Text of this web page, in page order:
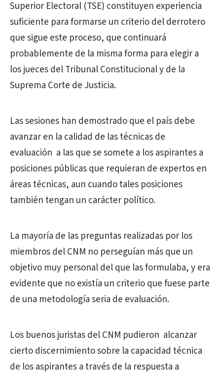
Superior Electoral (TSE) constituyen experiencia
suficiente para formarse un criterio del derrotero
que sigue este proceso, que continuará
probablemente de la misma forma para elegir a
los jueces del Tribunal Constitucional y de la
Suprema Corte de Justicia.
Las sesiones han demostrado que el país debe
avanzar en la calidad de las técnicas de
evaluación a las que se somete a los aspirantes a
posiciones públicas que requieran de expertos en
áreas técnicas, aun cuando tales posiciones
también tengan un carácter político.
La mayoría de las preguntas realizadas por los
miembros del CNM no perseguían más que un
objetivo muy personal del que las formulaba, y era
evidente que no existía un criterio que fuese parte
de una metodología seria de evaluación.
Los buenos juristas del CNM pudieron alcanzar
cierto discernimiento sobre la capacidad técnica
de los aspirantes a través de la respuesta a